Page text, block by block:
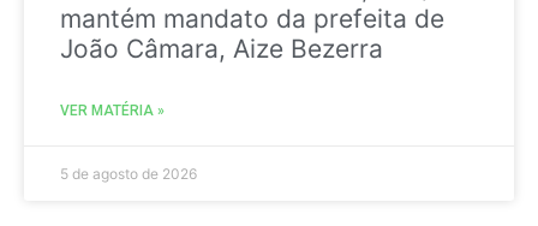
mantém mandato da prefeita de
João Câmara, Aize Bezerra
VER MATÉRIA »
5 de agosto de 2026